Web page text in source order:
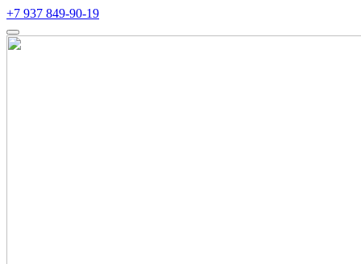
+7 937 849-90-19